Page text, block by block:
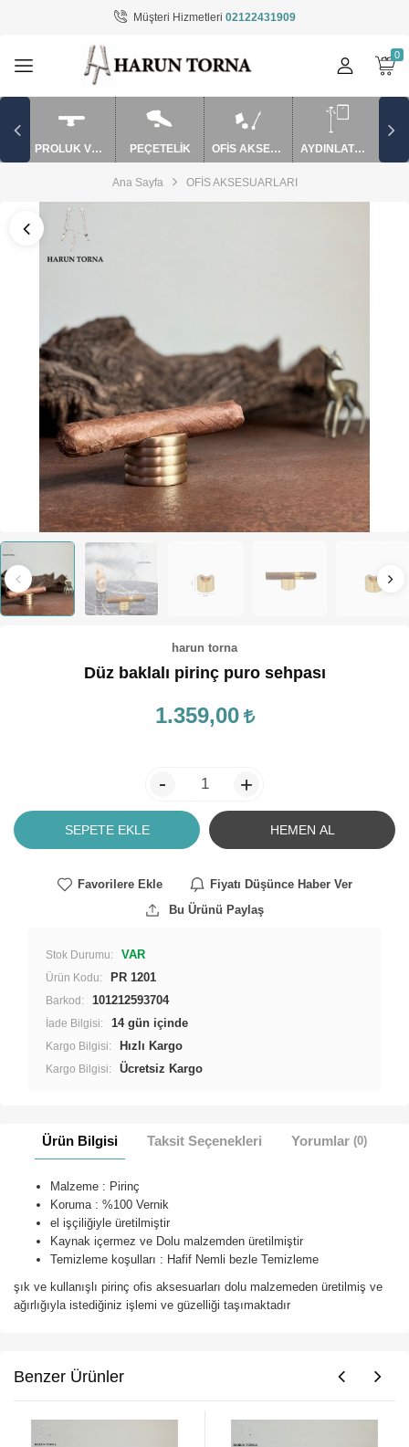
Müşteri Hizmetleri 02122431909
Tüm Kategoriler
AYDINLATMA / EV AKSESUARLARI
BARDAK VE SAKSI
MUM SÖNDÜRME VE APARATLAR
mutfak ürünler
ŞAMDAN / MUMLUK
TAKILIK
TEPSİ / KÜRE
PROLUK VE APARATLAR PEÇETELİK OFİS AKSESUARLARI AYDINLATMA / EV AKSESUARLARI
Ana Sayfa OFİS AKSESUARLARI
harun torna
Düz baklalı pirinç puro sehpası
1.359,00
- +
SEPETE EKLE HEMEN AL
Favorilere Ekle
Fiyatı Düşünce Haber Ver
Bu Ürünü Paylaş
Stok Durumu: VAR
Ürün Kodu: PR 1201
Barkod: 101212593704
İade Bilgisi:
Kargo Bilgisi:
Hızlı Kargo
Kargo Bilgisi: Ücretsiz Kargo
Ürün Bilgisi Taksit Seçenekleri Yorumlar (0)
Malzeme : Pirinç
Koruma : %100 Vernik
el işçiliğiyle üretilmiştir
Kaynak içermez ve Dolu malzemden üretilmiştir
Temizleme koşulları : Hafif Nemli bezle Temizleme
şık ve kullanışlı pirinç ofis aksesuarları dolu malzemeden üretilmiş ve
ağırlığıyla istediğiniz işlemi ve güzelliği taşımaktadır
Benzer Ürünler